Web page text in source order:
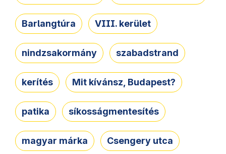
Barlangtúra VIII. kerület
nindzsakormány szabadstrand
kerítés Mit kívánsz, Budapest?
patika síkosságmentesítés
magyar márka Csengery utca